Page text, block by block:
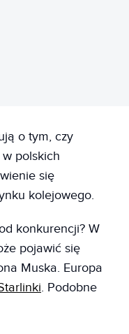
o tym, czy
polskich
się
kolejowego.
konkurencji? W
pojawić się
Muska. Europa
. Podobne